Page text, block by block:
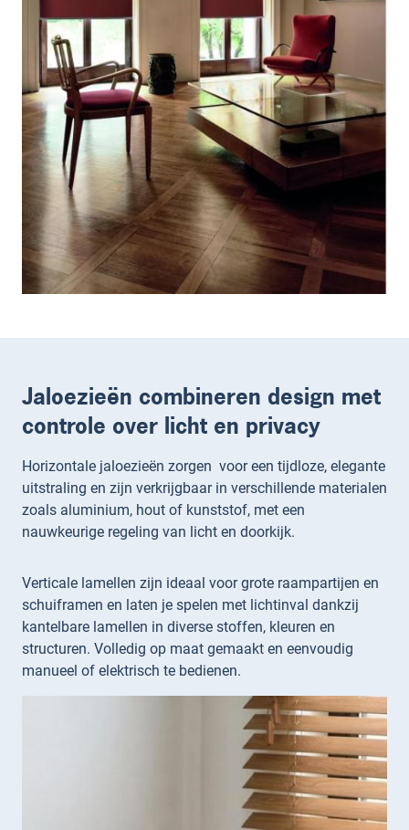
Jaloezieën combineren design met
controle over licht en privacy
Horizontale jaloezieën zorgen voor een tijdloze, elegante
uitstraling en zijn verkrijgbaar in verschillende materialen
zoals aluminium, hout of kunststof, met een
nauwkeurige regeling van licht en doorkijk.
Verticale lamellen zijn ideaal voor grote raampartijen en
schuiframen en laten je spelen met lichtinval dankzij
kantelbare lamellen in diverse stoffen, kleuren en
structuren. Volledig op maat gemaakt en eenvoudig
manueel of elektrisch te bedienen.